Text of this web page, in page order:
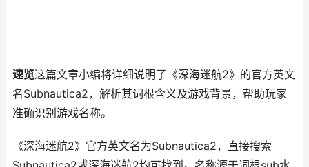
速览这篇文章小编将详细说明了《深海迷航2》的官方英文
名Subnautica2，解析其词根含义及游戏背景，帮助玩家
准确识别游戏名称。
《深海迷航2》官方英文名为Subnautica2，直接搜索